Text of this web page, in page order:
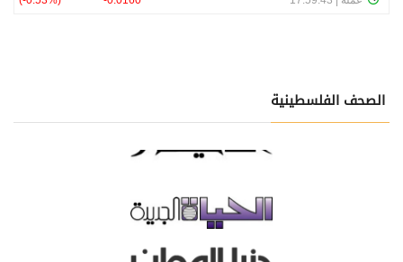
الصحف الفلسطينية